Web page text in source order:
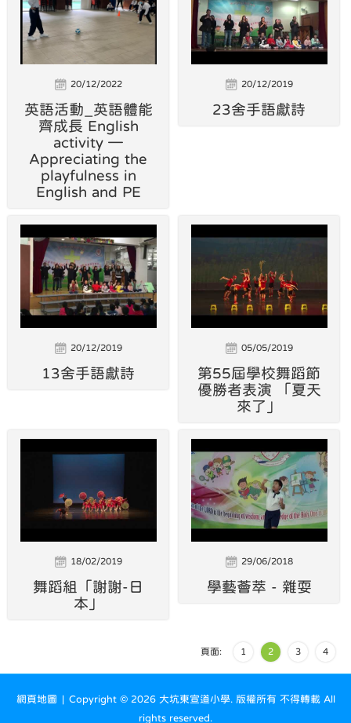
20/12/2022
英語活動_英語體能
齊成長 English
activity —
Appreciating the
playfulness in
English and PE
20/12/2019
23舍手語獻詩
20/12/2019
13舍手語獻詩
05/05/2019
第55屆學校舞蹈節
優勝者表演 「夏天
來了」
18/02/2019
舞蹈組「謝謝-日
本」
29/06/2018
學藝薈萃 - 雜耍
頁面: 1 2 3 4
網頁地圖 | Copyright © 2026 大坑東宣道小學. 版權所有 不得轉載 All
rights reserved.